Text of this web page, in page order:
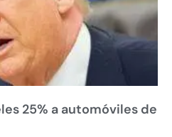
25% a automóviles de